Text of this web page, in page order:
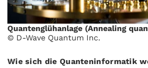
Quantenglühanlage (Annealing
© D-Wave Quantum Inc.
Wie sich die Quanteninformatik